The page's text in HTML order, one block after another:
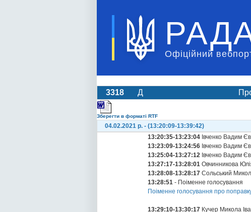
Офіційний
3318 Д
Зберегти в форматі RTF
04.02.2021 р. - (13:20:09-13:39:42)
13:20:35-13:23:04 Івченко Вадим
13:23:09-13:24:56 Івченко Вадим
13:25:04-13:27:12 Івченко Вадим
13:27:17-13:28:01 Овчинникова
13:28:08-13:28:17 Сольський
13:28:51 - Поіменне голосування
Поіменне голосування про
13:29:10-13:30:17 Кучер Микола